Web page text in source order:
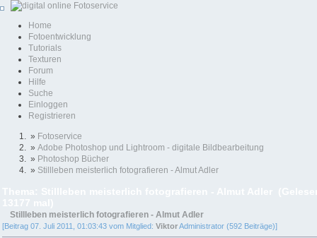
Home
Fotoentwicklung
Tutorials
Texturen
Forum
Hilfe
Suche
Einloggen
Registrieren
» Fotoservice
» Adobe Photoshop und Lightroom - digitale Bildbearbeitung
» Photoshop Bücher
» Stillleben meisterlich fotografieren - Almut Adler
Stillleben meisterlich fotografieren - Almut Adler
[Beitrag 07. Juli 2011, 01:03:43 vom Mitglied: ViktorAdministrator (592 Beiträge)]